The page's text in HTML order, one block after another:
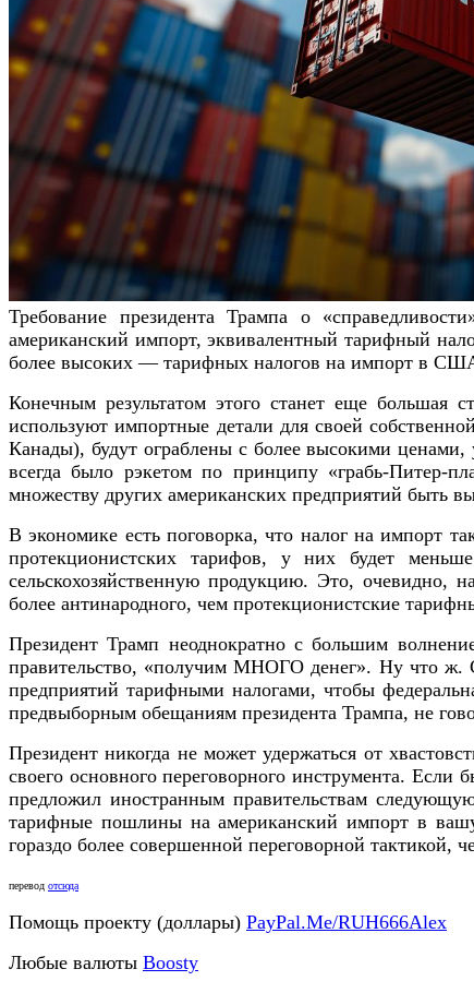
Требование президента Трампа о
американский импорт, эквивалентный тарифный
более высоких — тарифных налогов на импорт в
Конечным результатом этого станет еще большая
используют импортные детали для своей
Канады), будут ограблены с более высокими
всегда было рэкетом по принципу «грабь-Питер-
множеству других американских предприятий быть
В экономике есть поговорка, что налог на импорт
протекционистских тарифов, у них будет
сельскохозяйственную продукцию. Это, очевидно,
более антинародного, чем протекционистские
Президент Трамп неоднократно с большим
правительство, «получим МНОГО денег». Ну что ж.
предприятий тарифными налогами, чтобы
предвыборным обещаниям президента Трампа, не
Президент никогда не может удержаться от
своего основного переговорного инструмента.
предложил иностранным правительствам
тарифные пошлины на американский импорт в
гораздо более совершенной переговорной тактикой,
перевод отсюда
Помощь проекту (доллары) PayPal.Me/RUH666Alex
Любые валюты Boosty